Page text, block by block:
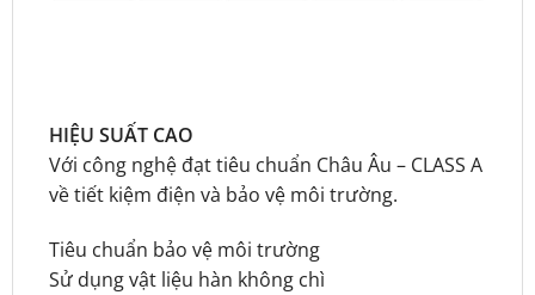
HIỆU SUẤT CAO
Với công nghệ đạt tiêu chuẩn Châu Âu – CLASS A
về tiết kiệm điện và bảo vệ môi trường.
Tiêu chuẩn bảo vệ môi trường
Sử dụng vật liệu hàn không chì